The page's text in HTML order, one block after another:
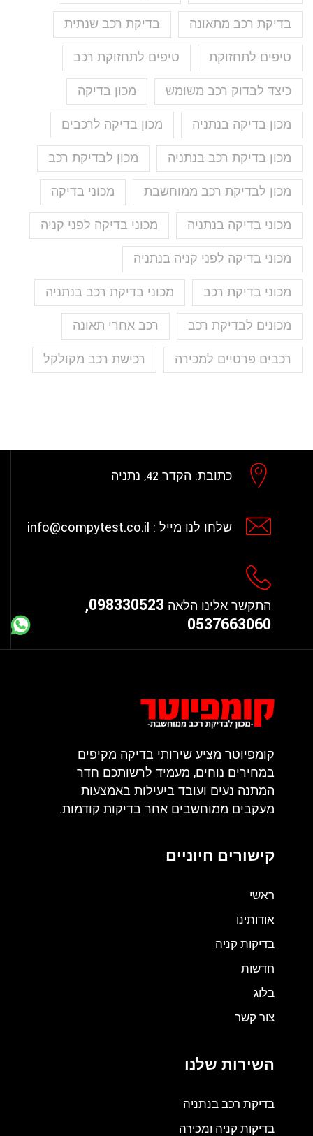
בדיקת רכב מתאונה בדיקת רכב שנתית
טיפים לתחזוקת טיפים לתחזוקת רכב
כיצד לבדוק רכב משומש מכון בדיקה
מכון בדיקה בנתניה מכון בדיקה לרכבים
מכון בדיקת רכב בנתניה מכון לבדיקת רכב
מכון לבדיקת רכב ממוחשבת מכוני בדיקה
מכוני בדיקה בנתניה מכוני בדיקה לפני קניה
מכוני בדיקה לפני קניה בנתניה
מכוני בדיקת רכב מכוני בדיקת רכב בנתניה
מכונים לבדיקת רכב רכב אחרי תאונה
רכבים פרטיים למכירה רכישת רכב מקולקל
כתובת: הקדר 42, נתניה
שלחו לנו מייל : info@compytest.co.il
התקשר אלינו הלאה
098330523,
0537663060
קומפיוטר מציע שירותי בדיקה מקיפים
במחירים נוחים, מעמיד לרשותכם חדר
המתנה נעים ועובד ביעילות באמצעות
מעקבים ממוחשבים אחר בדיקות קודמות.
קישורים חיוניים
ראשי
אודותינו
בדיקות קניה
חדשות
בלוג
צור קשר
השירות שלנו
בדיקת רכב בנתניה
בדיקות קניה ומכירה